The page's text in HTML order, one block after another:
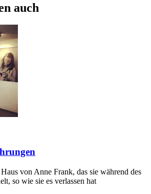
auch
von Anne Frank, das sie während des
so wie sie es verlassen hat